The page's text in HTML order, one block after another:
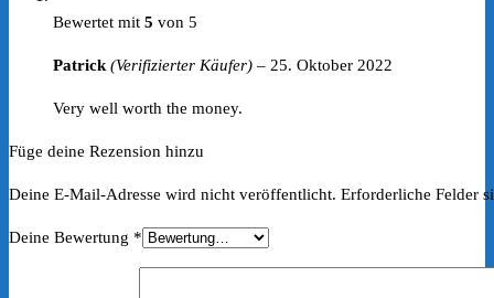
Bewertet mit 5 von 5
Patrick(Verifizierter Käufer) – 25. Oktober 2022
Very well worth the money.
Füge deine Rezension hinzu
Deine E-Mail-Adresse wird nicht veröffentlicht. Erforderliche Felder
Deine Bewertung *